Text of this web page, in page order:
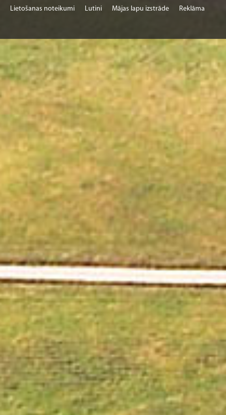
Lietošanas noteikumi Lutini Mājas lapu izstrāde Reklāma